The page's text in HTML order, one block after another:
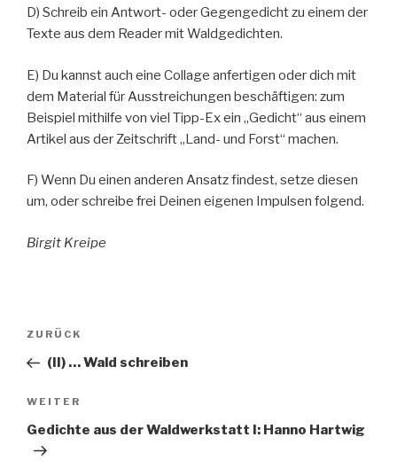
D) Schreib ein Antwort- oder Gegengedicht zu einem der
Texte aus dem Reader mit Waldgedichten.
E) Du kannst auch eine Collage anfertigen oder dich mit
dem Material für Ausstreichungen beschäftigen: zum
Beispiel mithilfe von viel Tipp-Ex ein „Gedicht“ aus einem
Artikel aus der Zeitschrift „Land- und Forst“ machen.
F) Wenn Du einen anderen Ansatz findest, setze diesen
um, oder schreibe frei Deinen eigenen Impulsen folgend.
Birgit Kreipe
Beitragsnavigation
Vorheriger
Beitrag
ZURÜCK
(II) … Wald schreiben
Nächster
Beitrag
WEITER
Gedichte aus der Waldwerkstatt I: Hanno Hartwig